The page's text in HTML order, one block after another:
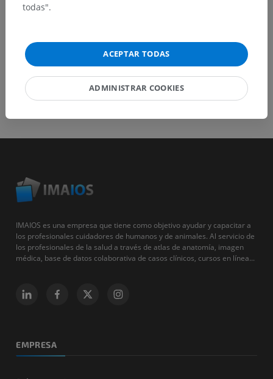
ISBN 978-1847537768
IMAIOS es una empresa que tiene como objetivo ayudar y capacitar a
los profesionales cuidadores de humanos y de animales. Al servicio de
los profesionales de la salud a través de atlas de anatomía, imagen
médica, base de datos colaborativa de casos clínicos, cursos en línea...
EMPRESA
todas".
ACEPTAR TODAS
ADMINISTRAR COOKIES